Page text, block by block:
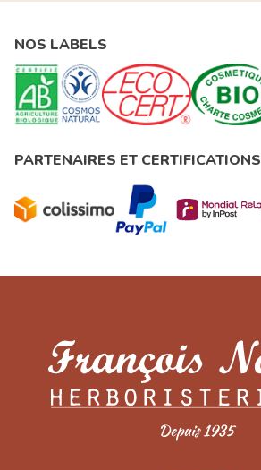
NOS LABELS
PARTENAIRES ET CERTIFICATIONS